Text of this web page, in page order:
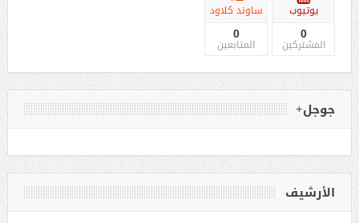
يوتيوب
0
المشتركين
ساوند كلاود
0
المتابعين
جوجل+
الأرشيف